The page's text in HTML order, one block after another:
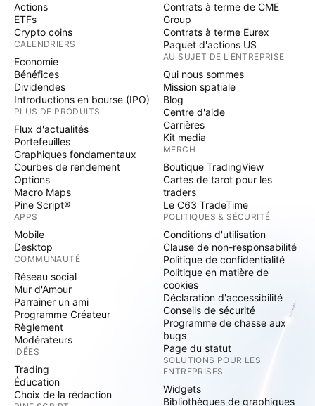
Actions
ETFs
Crypto coins
CALENDRIERS
Economie
Bénéfices
Dividendes
Introductions en bourse (IPO)
PLUS DE PRODUITS
Flux d'actualités
Portefeuilles
Graphiques fondamentaux
Courbes de rendement
Options
Macro Maps
Pine Script®
APPS
Mobile
Desktop
COMMUNAUTÉ
Réseau social
Mur d'Amour
Parrainer un ami
Programme Créateur
Règlement
Modérateurs
IDÉES
Trading
Éducation
Choix de la rédaction
Contrats à terme de CME
Group
Contrats à terme Eurex
Paquet d'actions US
AU SUJET DE L'ENTREPRISE
Qui nous sommes
Mission spatiale
Blog
Centre d'aide
Carrières
Kit media
MERCH
Boutique TradingView
Cartes de tarot pour les
traders
Le C63 TradeTime
POLITIQUES & SÉCURITÉ
Conditions d'utilisation
Clause de non-responsabilité
Politique de confidentialité
Politique en matière de
cookies
Déclaration d'accessibilité
Conseils de sécurité
Programme de chasse aux
bugs
Page du statut
SOLUTIONS POUR LES
ENTREPRISES
Widgets
Bibliothèques de graphiques